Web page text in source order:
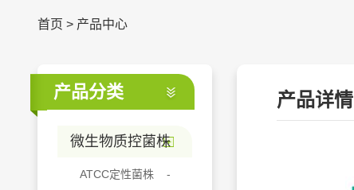
首页 > 产品中心
产品分类
微生物质控菌株
ATCC定性菌株
产品详情